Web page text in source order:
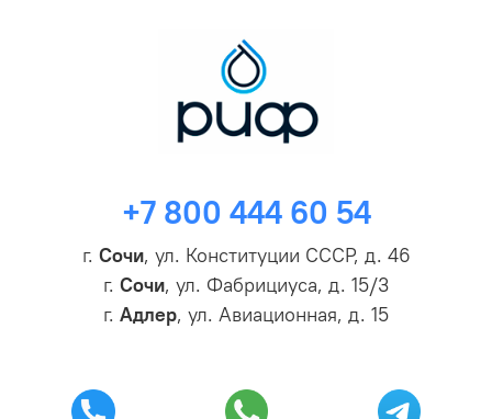
+7 800 444 60 54
г. Сочи, ул. Конституции СССР, д. 46
г. Сочи, ул. Фабрициуса, д. 15/3
г. Адлер, ул. Авиационная, д. 15